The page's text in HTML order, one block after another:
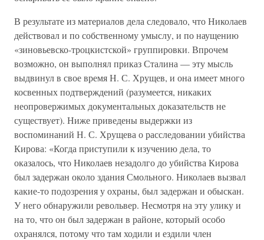
В результате из материалов дела следовало, что Николаев
действовал и по собственному умыслу, и по наущению
«зиновьевско-троцкистской» группировки. Впрочем
возможно, он выполнял приказ Сталина — эту мысль
выдвинул в свое время Н. С. Хрущев, и она имеет много
косвенных подтверждений (разумеется, никаких
неопровержимых документальных доказательств не
существует). Ниже приведены выдержки из
воспоминаний Н. С. Хрущева о расследовании убийства
Кирова: «Когда приступили к изучению дела, то
оказалось, что Николаев незадолго до убийства Кирова
был задержан около здания Смольного. Николаев вызвал
какие-то подозрения у охраны, был задержан и обыскан.
У него обнаружили револьвер. Несмотря на эту улику и
на то, что он был задержан в районе, который особо
охранялся, потому что там ходили и ездили член